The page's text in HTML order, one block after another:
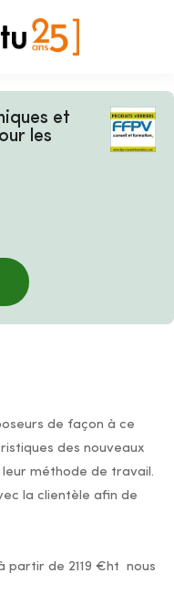
les
de façon à ce
des nouveaux
méthode de travail.
la clientèle afin de
de 2119 €ht nous